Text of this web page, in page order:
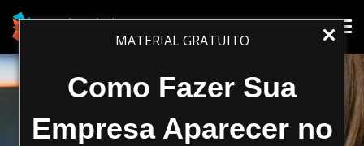
MATERIAL GRATUITO
Como Fazer Sua
Empresa Aparecer no